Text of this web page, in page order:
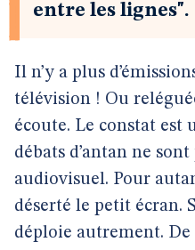
entre les lignes".
Il n’y a plus
télévision ! Ou
écoute. Le constat est
débats d’antan ne
audiovisuel. Pour
déserté le petit écran.
déploie autrement.